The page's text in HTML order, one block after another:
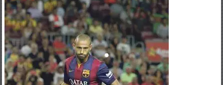
Kanarischen
Inseln